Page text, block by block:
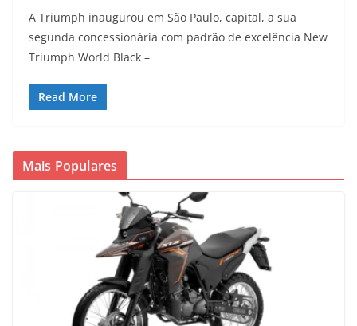
A Triumph inaugurou em São Paulo, capital, a sua
segunda concessionária com padrão de excelência New
Triumph World Black –
Read More
Mais Populares